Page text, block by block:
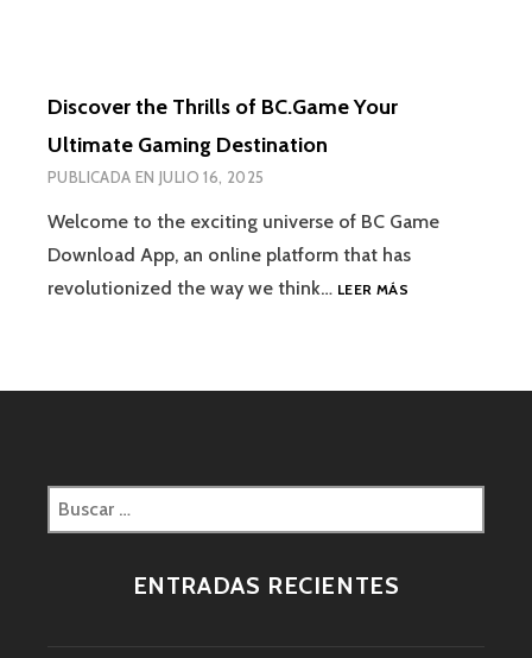
Discover the Thrills of BC.Game Your
Ultimate Gaming Destination
PUBLICADA ENJULIO 16, 2025
Welcome to the exciting universe of BC Game
Download App, an online platform that has
revolutionized the way we think… LEER MÁS
ENTRADAS RECIENTES